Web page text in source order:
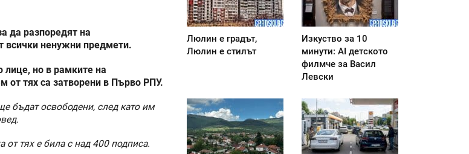
да разпоредят на
всички ненужни предмети.
лице, но в рамките на
тях са затворени в Първо РПУ.
бъдат освободени, след като им
тях е била с над 400 подписа.
Люлин е градът,
Люлин е стилът
Изкуство за 10
минути: AI детското
филмче за Васил
Левски